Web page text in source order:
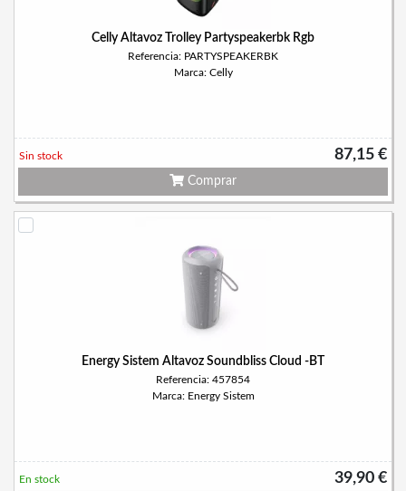
Celly Altavoz Trolley Partyspeakerbk Rgb
Referencia: PARTYSPEAKERBK
Marca: Celly
87,15 €
Sin stock
Comprar
Energy Sistem Altavoz Soundbliss Cloud -BT
Referencia: 457854
Marca: Energy Sistem
39,90 €
En stock